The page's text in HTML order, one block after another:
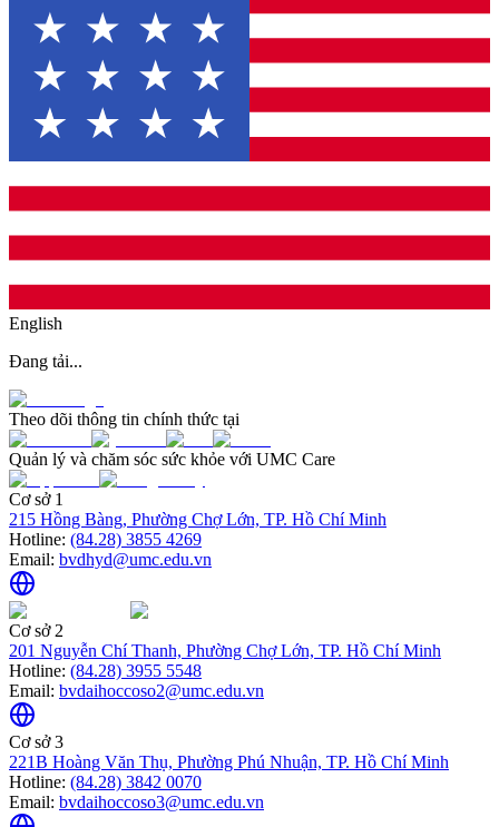
English
Đang tải...
Theo dõi thông tin chính thức tại
Quản lý và chăm sóc sức khỏe với UMC Care
Cơ sở 1
215 Hồng Bàng, Phường Chợ Lớn, TP. Hồ Chí Minh
Hotline: (84.28) 3855 4269
Email: bvdhyd@umc.edu.vn
Cơ sở 2
201 Nguyễn Chí Thanh, Phường Chợ Lớn, TP. Hồ Chí Minh
Hotline: (84.28) 3955 5548
Email: bvdaihoccoso2@umc.edu.vn
Cơ sở 3
221B Hoàng Văn Thụ, Phường Phú Nhuận, TP. Hồ Chí Minh
Hotline: (84.28) 3842 0070
Email: bvdaihoccoso3@umc.edu.vn